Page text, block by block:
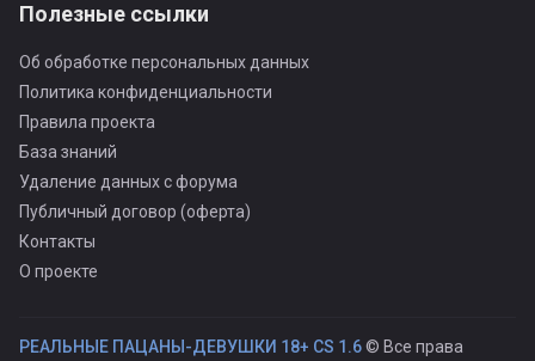
Полезные ссылки
Об обработке персональных данных
Политика конфиденциальности
Правила проекта
База знаний
Удаление данных с форума
Публичный договор (оферта)
Контакты
О проекте
РЕАЛЬНЫЕ ПАЦАНЫ-ДЕВУШКИ 18+ CS 1.6© Все права